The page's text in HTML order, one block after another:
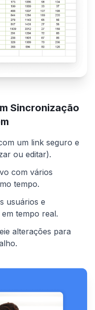
Sincronização
um link seguro e
ou editar).
com vários
tempo.
usuários e
tempo real.
alterações para